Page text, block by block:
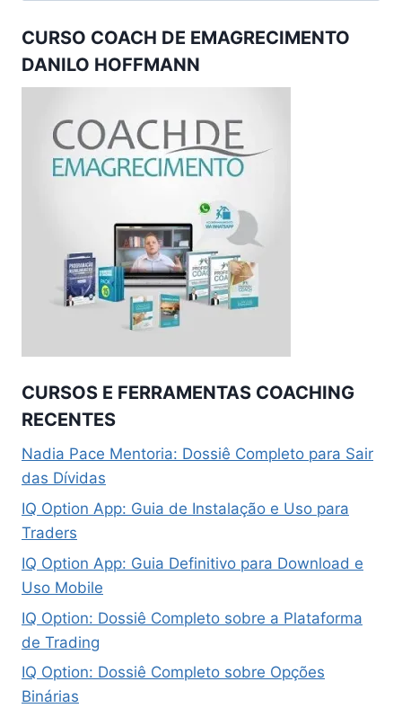
CURSO COACH DE EMAGRECIMENTO
DANILO HOFFMANN
CURSOS E FERRAMENTAS COACHING
RECENTES
Nadia Pace Mentoria: Dossiê Completo para Sair
das Dívidas
IQ Option App: Guia de Instalação e Uso para
Traders
IQ Option App: Guia Definitivo para Download e
Uso Mobile
IQ Option: Dossiê Completo sobre a Plataforma
de Trading
IQ Option: Dossiê Completo sobre Opções
Binárias